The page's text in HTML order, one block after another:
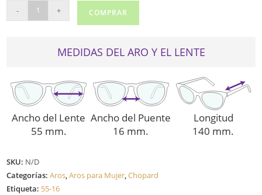
CHOPARD
VCH139S
- + COMPRAR
MEDIDAS DEL ARO Y EL LENTE
Ancho del Lente
55 mm.
Ancho del Puente
16 mm.
Longitud
140 mm.
SKU: N/D
Categorías:Aros,Aros para Mujer,Chopard
Etiqueta: 55-16